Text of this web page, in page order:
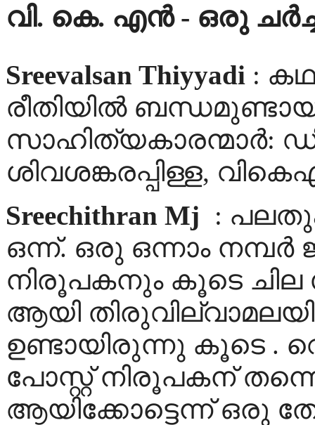
വി. കെ. എൻ - ഒരു
Sreevalsan Thiyyadi :
രീതിയില്‍
സാഹിത്യകാരന്മാര്‍:
ശിവശങ്കരപ്പിള്ള,
Sreechithran Mj
:
ഒന്ന്. ഒരു ഒന്നാം നമ്പർ
നിരൂപകനും കൂടെ
ആയി
ഉണ്ടായിരുന്നു കൂടെ .
പോസ്റ്റ് നിരൂപകന്
ആയിക്കോട്ടെന്ന് ഒരു